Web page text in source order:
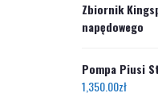
Zbiornik
napędowego
Pompa Piusi
1,350.00zł